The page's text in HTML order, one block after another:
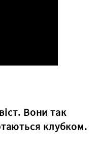
Вони так
клубком.